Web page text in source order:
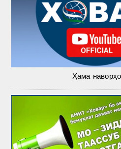
Ҳама наворҳо